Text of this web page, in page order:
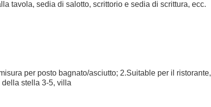
tavola, sedia di salotto, scrittorio e sedia di scrittura, ecc.
per posto bagnato/asciutto; 2.Suitable per il ristorante,
stella 3-5, villa